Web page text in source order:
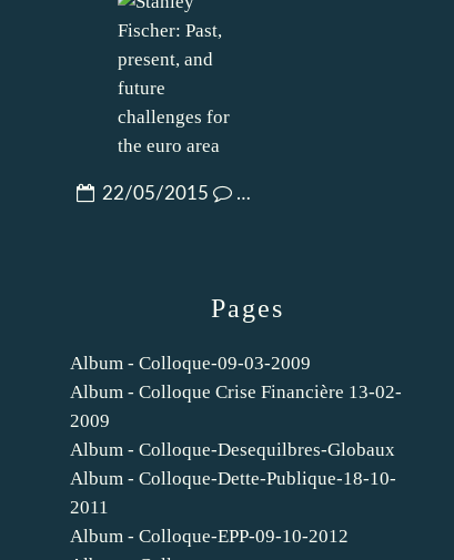
Pages
Album - Colloque-09-03-2009
Album - Colloque Crise Financière 13-02-
2009
Album - Colloque-Desequilbres-Globaux
Album - Colloque-Dette-Publique-18-10-
2011
Album - Colloque-EPP-09-10-2012
22/05/2015 …